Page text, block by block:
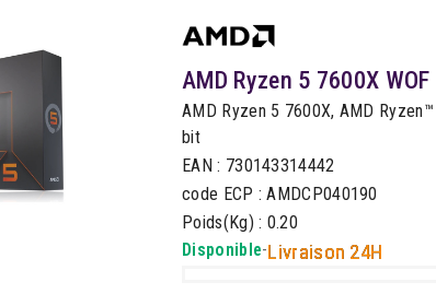
AMD Ryzen 5 7600X WOF
AMD Ryzen 5 7600X, AMD
bit
EAN : 730143314442
code ECP : AMDCP040190
Poids(Kg) : 0.20
Disponible-Livraison 24H